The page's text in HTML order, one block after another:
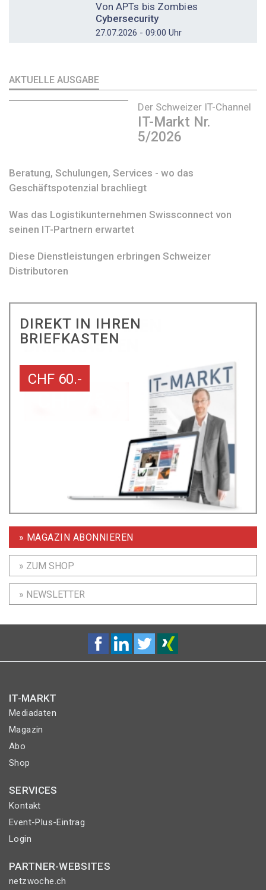
Von APTs bis Zombies
Cybersecurity
27.07.2026 - 09:00 Uhr
AKTUELLE AUSGABE
Der Schweizer IT-Channel
IT-Markt Nr.
5/2026
Beratung, Schulungen, Services - wo das
Geschäftspotenzial brachliegt
Was das Logistikunternehmen Swissconnect von
seinen IT-Partnern erwartet
Diese Dienstleistungen erbringen Schweizer
Distributoren
DIREKT IN IHREN
BRIEFKASTEN
CHF 60.-
» MAGAZIN ABONNIEREN
» ZUM SHOP
» NEWSLETTER
IT-MARKT
Mediadaten
Magazin
Abo
Shop
SERVICES
Kontakt
Event-Plus-Eintrag
Login
PARTNER-WEBSITES
netzwoche.ch